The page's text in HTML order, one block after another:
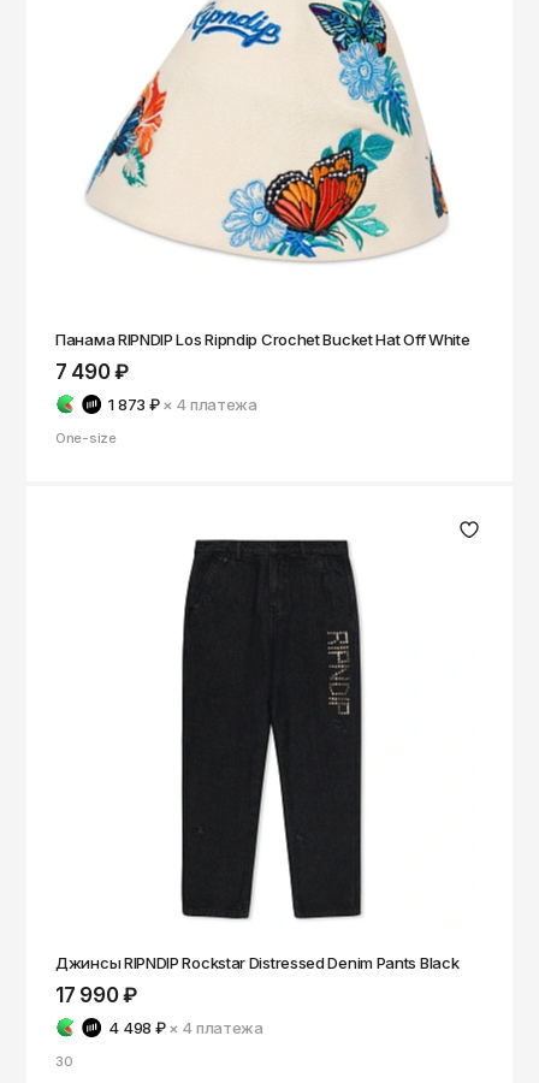
Панама RIPNDIP Los Ripndip Crochet Bucket Hat Off White
7 490 ₽
1 873 ₽ × 4платежа
One-size
Джинсы RIPNDIP Rockstar Distressed Denim Pants Black
17 990 ₽
4 498 ₽ × 4платежа
30